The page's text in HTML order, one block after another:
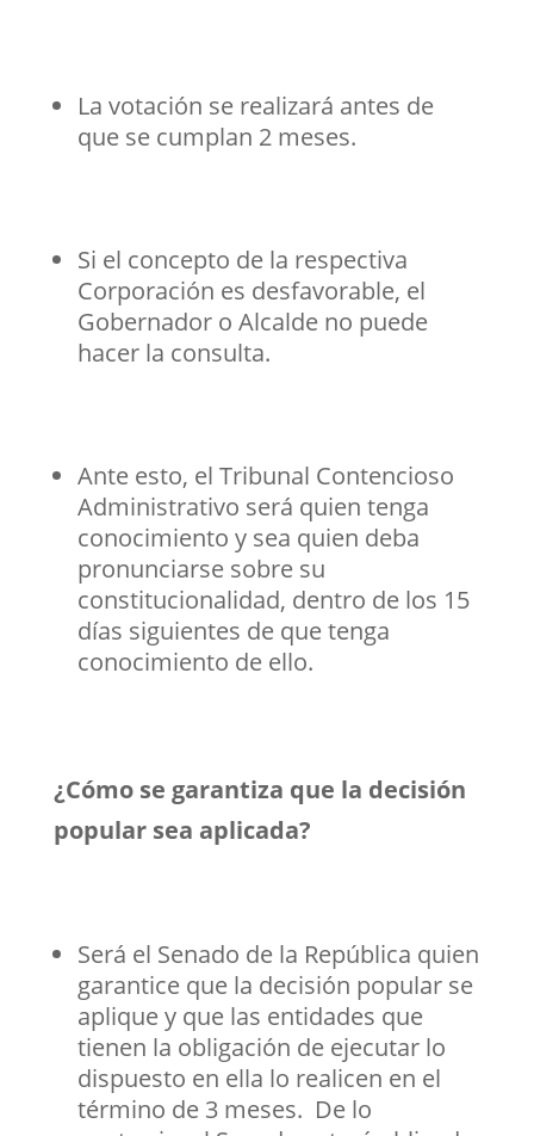
La votación se realizará antes de
que se cumplan 2 meses.
Si el concepto de la respectiva
Corporación es desfavorable, el
Gobernador o Alcalde no puede
hacer la consulta.
Ante esto, el Tribunal Contencioso
Administrativo será quien tenga
conocimiento y sea quien deba
pronunciarse sobre su
constitucionalidad, dentro de los 15
días siguientes de que tenga
conocimiento de ello.
¿Cómo se garantiza que la decisión
popular sea aplicada?
Será el Senado de la República quien
garantice que la decisión popular se
aplique y que las entidades que
tienen la obligación de ejecutar lo
dispuesto en ella lo realicen en el
término de 3 meses. De lo